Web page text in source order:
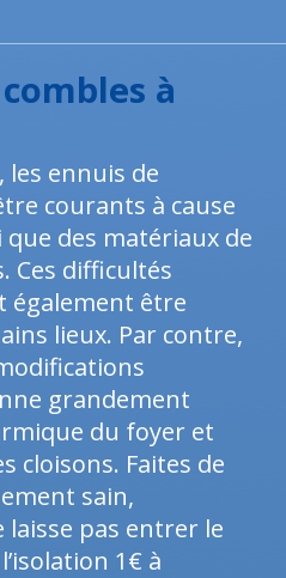
à
ennuis de
courants à cause
des matériaux de
Ces difficultés
également être
lieux. Par contre,
grandement
du foyer et
cloisons. Faites de
sain,
pas entrer le
1€ à